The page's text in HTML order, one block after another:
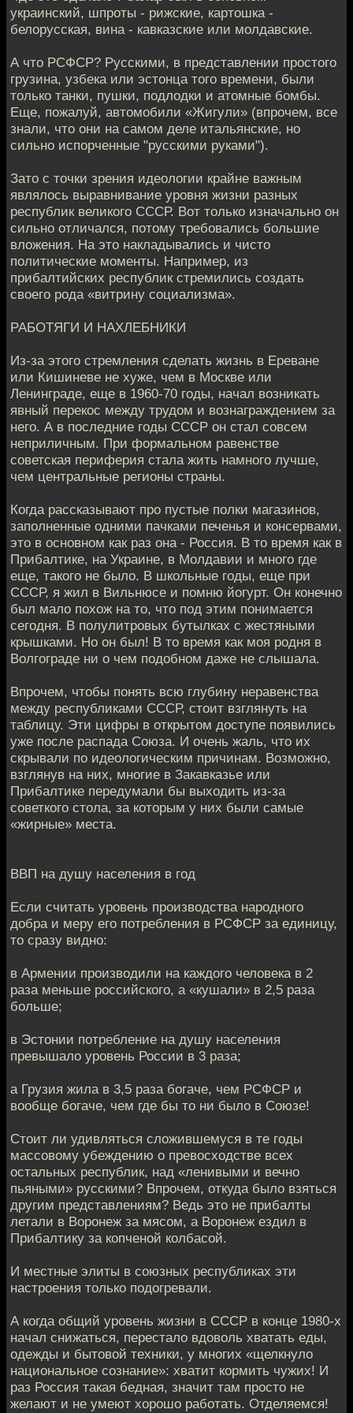
украинский, шпроты - рижские, картошка -
белорусская, вина - кавказские или молдавские.
А что РСФСР? Русскими, в представлении простого
грузина, узбека или эстонца того времени, были
только танки, пушки, подлодки и атомные бомбы.
Еще, пожалуй, автомобили «Жигули» (впрочем, все
знали, что они на самом деле итальянские, но
сильно испорченные "русскими руками").
Зато с точки зрения идеологии крайне важным
являлось выравнивание уровня жизни разных
республик великого СССР. Вот только изначально он
сильно отличался, потому требовались большие
вложения. На это накладывались и чисто
политические моменты. Например, из
прибалтийских республик стремились создать
своего рода «витрину социализма».
РАБОТЯГИ И НАХЛЕБНИКИ
Из-за этого стремления сделать жизнь в Ереване
или Кишиневе не хуже, чем в Москве или
Ленинграде, еще в 1960-70 годы, начал возникать
явный перекос между трудом и вознаграждением за
него. А в последние годы СССР он стал совсем
неприличным. При формальном равенстве
советская периферия стала жить намного лучше,
чем центральные регионы страны.
Когда рассказывают про пустые полки магазинов,
заполненные одними пачками печенья и консервами,
это в основном как раз она - Россия. В то время как в
Прибалтике, на Украине, в Молдавии и много где
еще, такого не было. В школьные годы, еще при
СССР, я жил в Вильнюсе и помню йогурт. Он конечно
был мало похож на то, что под этим понимается
сегодня. В полулитровых бутылках с жестяными
крышками. Но он был! В то время как моя родня в
Волгограде ни о чем подобном даже не слышала.
Впрочем, чтобы понять всю глубину неравенства
между республиками СССР, стоит взглянуть на
таблицу. Эти цифры в открытом доступе появились
уже после распада Союза. И очень жаль, что их
скрывали по идеологическим причинам. Возможно,
взглянув на них, многие в Закавказье или
Прибалтике передумали бы выходить из-за
советкого стола, за которым у них были самые
«жирные» места.
ВВП на душу населения в год
Если считать уровень производства народного
добра и меру его потребления в РСФСР за единицу,
то сразу видно:
в Армении производили на каждого человека в 2
раза меньше российского, а «кушали» в 2,5 раза
больше;
в Эстонии потребление на душу населения
превышало уровень России в 3 раза;
а Грузия жила в 3,5 раза богаче, чем РСФСР и
вообще богаче, чем где бы то ни было в Союзе!
Стоит ли удивляться сложившемуся в те годы
массовому убеждению о превосходстве всех
остальных республик, над «ленивыми и вечно
пьяными» русскими? Впрочем, откуда было взяться
другим представлениям? Ведь это не прибалты
летали в Воронеж за мясом, а Воронеж ездил в
Прибалтику за копченой колбасой.
И местные элиты в союзных республиках эти
настроения только подогревали.
А когда общий уровень жизни в СССР в конце 1980-х
начал снижаться, перестало вдоволь хватать еды,
одежды и бытовой техники, у многих «щелкнуло
национальное сознание»: хватит кормить чужих! И
раз Россия такая бедная, значит там просто не
желают и не умеют хорошо работать. Отделяемся!